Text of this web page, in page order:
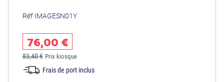
Réf IMAGESN01Y
76,00 €
83,40 € Prix kiosque
Frais de port inclus